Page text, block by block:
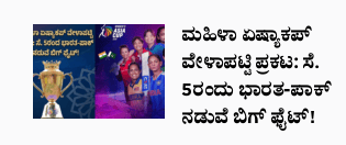
ಮಹಿಳಾ ಏಷ್ಯಾಕಪ್
ವೇಳಾಪಟ್ಟಿ ಪ್ರಕಟ: ಸೆ.
5ರಂದು ಭಾರತ-ಪಾಕ್‌
ನಡುವೆ ಬಿಗ್ ಫೈಟ್!